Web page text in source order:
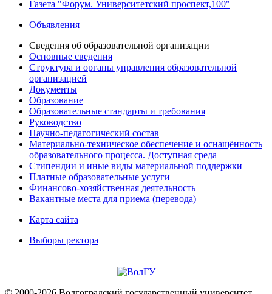
Газета "Форум. Университетский проспект,100"
Объявления
Сведения об образовательной организации
Основные сведения
Структура и органы управления образовательной
организацией
Документы
Образование
Образовательные стандарты и требования
Руководство
Научно-педагогический состав
Материально-техническое обеспечение и оснащённость
образовательного процесса. Доступная среда
Стипендии и иные виды материальной поддержки
Платные образовательные услуги
Финансово-хозяйственная деятельность
Вакантные места для приема (перевода)
Карта сайта
Выборы ректора